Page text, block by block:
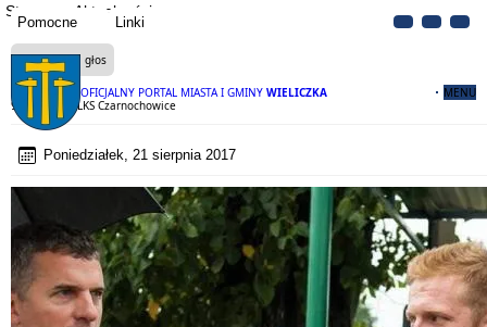
Pomocne Linki
OFICJALNY PORTAL MIASTA I GMINY WIELICZKA MENU
Strona Aktualności
Czytaj na głos
95 lat Klubu LKS Czarnochowice
Poniedziałek, 21 sierpnia 2017